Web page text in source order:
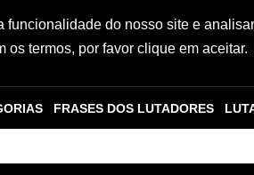
do nosso site e
termos, por favor clique em aceitar.
FRASES DOS LUTADORES